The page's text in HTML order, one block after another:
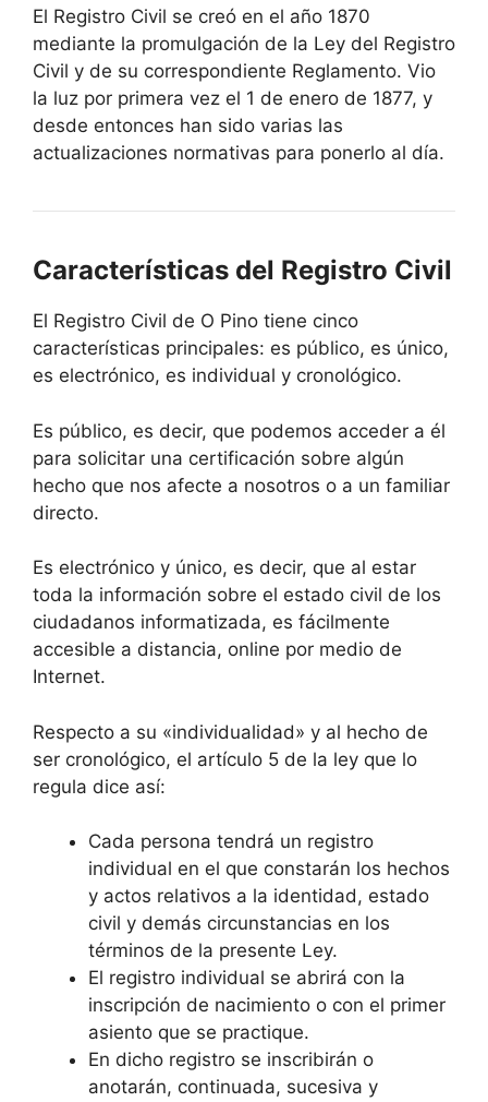
El Registro Civil se creó en el año 1870
mediante la promulgación de la Ley del Registro
Civil y de su correspondiente Reglamento. Vio
la luz por primera vez el 1 de enero de 1877, y
desde entonces han sido varias las
actualizaciones normativas para ponerlo al día.
Características del Registro Civil
El Registro Civil de O Pino tiene cinco
características principales: es público, es único,
es electrónico, es individual y cronológico.
Es público, es decir, que podemos acceder a él
para solicitar una certificación sobre algún
hecho que nos afecte a nosotros o a un familiar
directo.
Es electrónico y único, es decir, que al estar
toda la información sobre el estado civil de los
ciudadanos informatizada, es fácilmente
accesible a distancia, online por medio de
Internet.
Respecto a su «individualidad» y al hecho de
ser cronológico, el artículo 5 de la ley que lo
regula dice así:
Cada persona tendrá un registro
individual en el que constarán los hechos
y actos relativos a la identidad, estado
civil y demás circunstancias en los
términos de la presente Ley.
El registro individual se abrirá con la
inscripción de nacimiento o con el primer
asiento que se practique.
En dicho registro se inscribirán o
anotarán, continuada, sucesiva y